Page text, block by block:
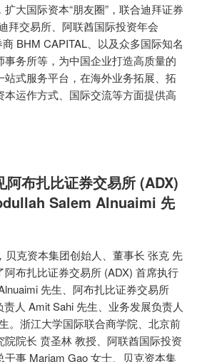
大国际资本“朋友圈”，联合迪拜证券
拜交易所、阿联酋国际投资年会
BHM CAPITAL、以及众多国际知名
事务所等，为中国企业打造高质量的
站式服务平台，在海外业务拓展、拓
本运作方式、国际交流等方面提供高
阿布扎比证券交易所 (ADX)
Salem Alnuaimi 先
贝克资本集团创始人、董事长 张克 先
阿布扎比证券交易所 (ADX) 首席执行
先生、阿布扎比证券交易所
人 Amit Sahi 先生、业务发展负责人
。浙江大学国际联合商学院、北京前
院长 贲圣林 教授、阿联酋国际投资
干事 Mariam Gao 女士、贝克资本集